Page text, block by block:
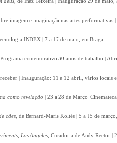
imagem e imaginação nas artes
INDEX | 7 a 17 de maio, em Braga
comemorativo 30 anos de trabalho |
| Inauguração: 11 e 12 abril, vários locais
como revelação | 23 a 28 de Março,
cães , de Bernard-Marie Koltès | 5 a 15 de
Los Angeles , Curadoria de Andy Rector